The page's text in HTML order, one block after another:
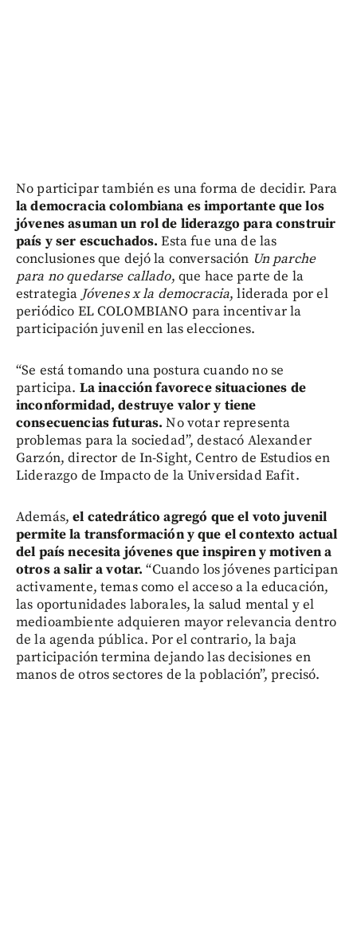
No participar también es una forma de decidir. Para
la democracia colombiana es importante que los
jóvenes asuman un rol de liderazgo para construir
país y ser escuchados.Esta fue una de las
conclusiones que dejó la conversación Un parche
para no quedarse callado, que hace parte de la
estrategia Jóvenes x la democracia, liderada por el
periódico EL COLOMBIANO para incentivar la
participación juvenil en las elecciones.
“Se está tomando una postura cuando no se
participa. La inacción favorece situaciones de
inconformidad, destruye valor y tiene
consecuencias futuras. No votar representa
problemas para la sociedad”, destacó Alexander
Garzón, director de In-Sight, Centro de Estudios en
Liderazgo de Impacto de la Universidad Eafit.
Además,el catedrático agregó que el voto juvenil
permite la transformación y que el contexto actual
del país necesita jóvenes que inspiren y motiven a
otros a salir a votar.“Cuando los jóvenes participan
activamente, temas como el acceso a la educación,
las oportunidades laborales, la salud mental y el
medioambiente adquieren mayor relevancia dentro
de la agenda pública. Por el contrario, la baja
participación termina dejando las decisiones en
manos de otros sectores de la población”, precisó.